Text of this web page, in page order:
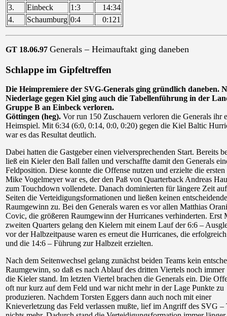
3.
Einbeck 1:3
14:34
4.
Schaumburg 0:4 0:121
GT 18.06.97 Generals – Heimauftakt ging daneben
Schlappe im Gipfeltreffen
Die Heimpremiere der SVG-Generals ging gründlich daneben.
Niederlage gegen Kiel ging auch die Tabellenführung in der
Gruppe B an Einbeck verloren.
Göttingen (heg). Vor run 150 Zuschauern verloren die Generals ihr
Heimspiel. Mit 6:34 (6:0, 0:14, 0:0, 0:20) gegen die Kiel Baltic
war es das Resultat deutlich.
Dabei hatten die Gastgeber einen vielversprechenden Start. Bereits
ließ ein Kieler den Ball fallen und verschaffte damit den Generals
Feldposition. Diese konnte die Offense nutzen und erzielte die ersten
Mike Vogelmeyer war es, der den Paß von Quarterback Andreas
zum Touchdown vollendete. Danach dominierten für längere Zeit
Seiten die Verteidigungsformationen und ließen keinen
Raumgewinn zu. Bei den Generals waren es vor allen Matthias
Covic, die größeren Raumgewinn der Hurricanes verhinderten. Erst
zweiten Quarters gelang den Kielern mit einem Lauf der 6:6 –
vor der Halbzeitpause waren es erneut die Hurricanes, die
und die 14:6 – Führung zur Halbzeit erzielten.
Nach dem Seitenwechsel gelang zunächst beiden Teams kein
Raumgewinn, so daß es nach Ablauf des dritten Viertels noch
die Kieler stand. Im letzten Viertel brachen die Generals ein. Die
oft nur kurz auf dem Feld und war nicht mehr in der Lage Punkte zu
produzieren. Nachdem Torsten Eggers dann auch noch mit einer
Knieverletzung das Feld verlassen mußte, lief im Angriff des SVG –